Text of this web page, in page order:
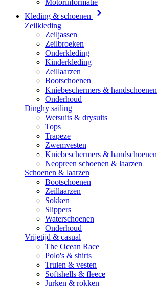
Motorinformatie
Kleding & schoenen
Zeilkleding
Zeiljassen
Zeilbroeken
Onderkleding
Kinderkleding
Zeillaarzen
Bootschoenen
Kniebeschermers & handschoenen
Onderhoud
Dinghy sailing
Wetsuits & drysuits
Tops
Trapeze
Zwemvesten
Kniebeschermers & handschoenen
Neopreen schoenen & laarzen
Schoenen & laarzen
Bootschoenen
Zeillaarzen
Sokken
Slippers
Waterschoenen
Onderhoud
Vrijetijd & casual
The Ocean Race
Polo's & shirts
Truien & vesten
Softshells & fleece
Jurken & rokken